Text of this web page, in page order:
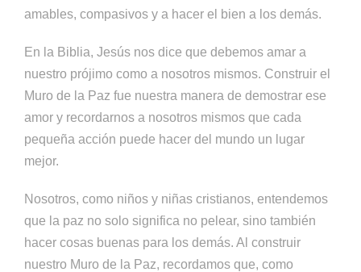
amables, compasivos y a hacer el bien a los demás.
En la Biblia, Jesús nos dice que debemos amar a
nuestro prójimo como a nosotros mismos. Construir el
Muro de la Paz fue nuestra manera de demostrar ese
amor y recordarnos a nosotros mismos que cada
pequeña acción puede hacer del mundo un lugar
mejor.
Nosotros, como niños y niñas cristianos, entendemos
que la paz no solo significa no pelear, sino también
hacer cosas buenas para los demás. Al construir
nuestro Muro de la Paz, recordamos que, como